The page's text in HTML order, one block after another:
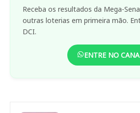
Receba os resultados da Mega-
outras loterias em primeira mão.
DCI.
ENTRE NO